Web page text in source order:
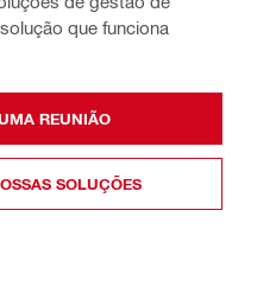
que funciona
REUNIÃO
SOLUÇÕES